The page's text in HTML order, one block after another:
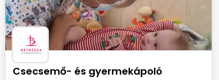
Csecsemő- és gyermekápoló